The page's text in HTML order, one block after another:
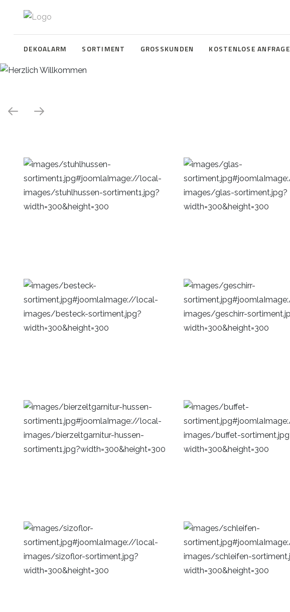
DEKOALARM SORTIMENT GROSSKUNDEN KOSTENLOSE ANFRAGE
WE ❤️ EVENT